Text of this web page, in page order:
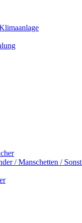
/ Manschetten /